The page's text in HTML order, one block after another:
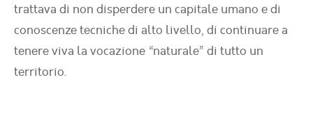
trattava di non disperdere un capitale umano e di
conoscenze tecniche di alto livello, di continuare a
tenere viva la vocazione “naturale” di tutto un
territorio.